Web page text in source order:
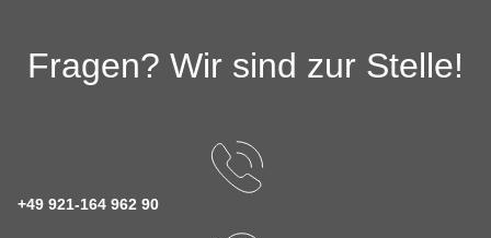
Fragen? Wir sind zur Stelle!
+49 921-164 962 90